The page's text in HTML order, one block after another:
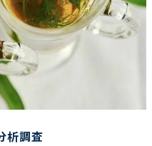
析調査